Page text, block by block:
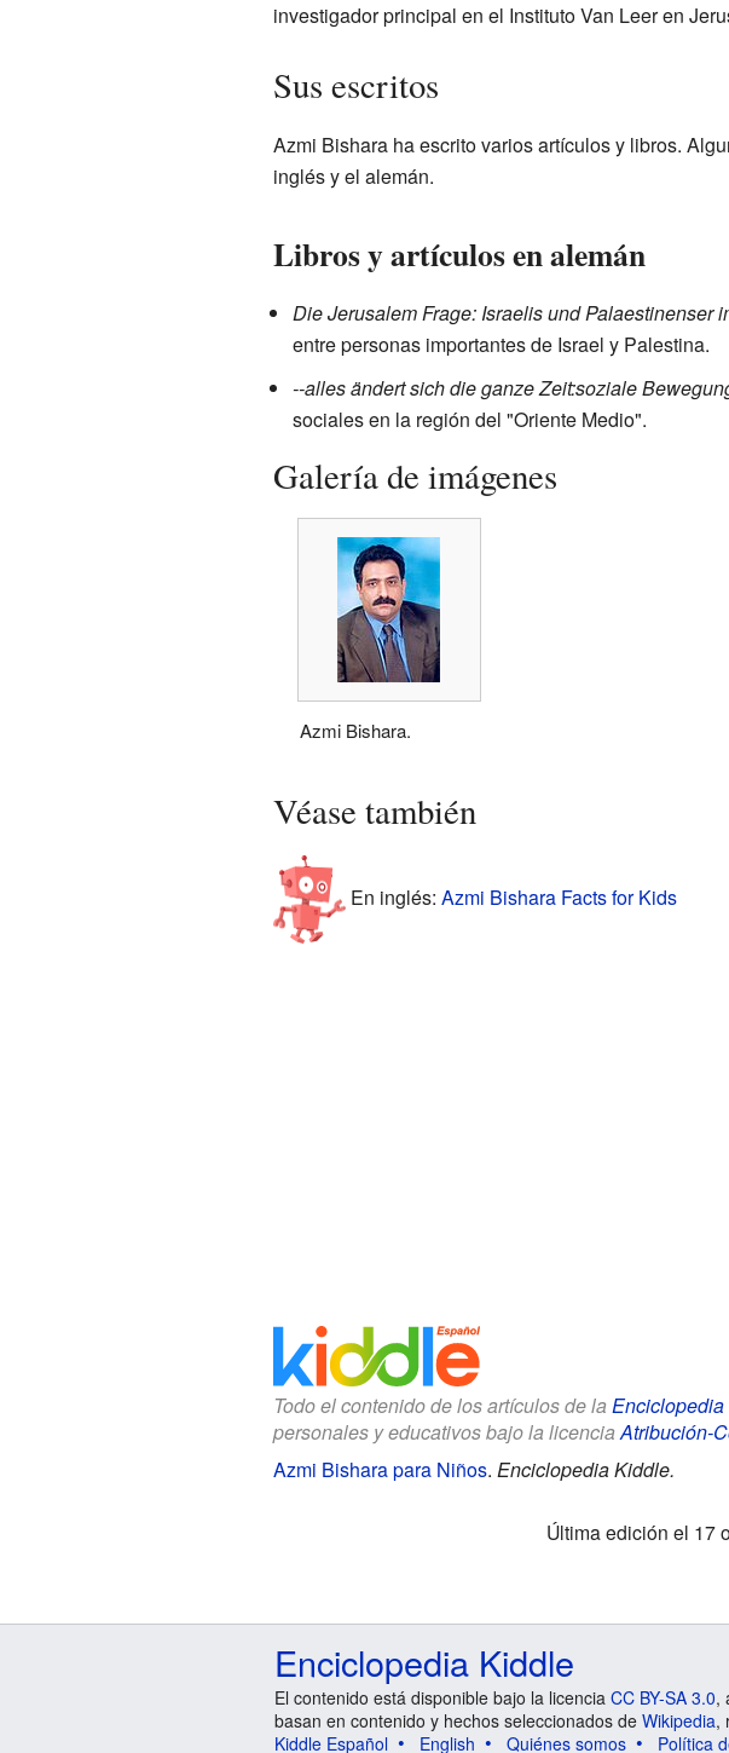
investigador principal en el Instituto Van Leer en
Sus escritos
Azmi Bishara ha escrito varios artículos y libros.
inglés y el alemán.
Libros y artículos en alemán
Die Jerusalem Frage: Israelis und Palaestinenser
entre personas importantes de Israel y Palestina.
--alles ändert sich die ganze Zeit:soziale
sociales en la región del "Oriente Medio".
Galería de imágenes
Azmi Bishara.
Véase también
En inglés: Azmi Bishara Facts for Kids
Todo el contenido de los artículos de la
personales y educativos bajo la licencia Atribución-
Azmi Bishara para Niños. Enciclopedia Kiddle.
Última edición el 17
Enciclopedia Kiddle
El contenido está disponible bajo la licencia CC BY-SA 3.0,
basan en contenido y hechos seleccionados de Wikipedia,
Kiddle Español
English Quiénes somos Política